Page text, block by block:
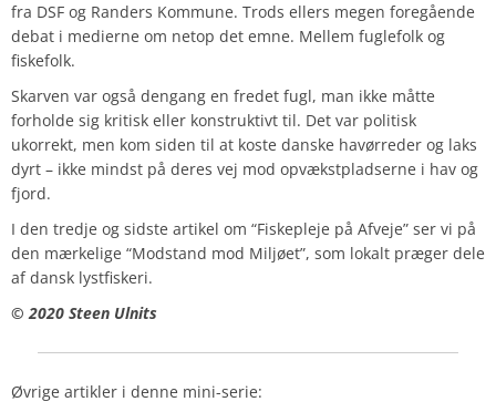
fra DSF og Randers Kommune. Trods ellers megen foregående
debat i medierne om netop det emne. Mellem fuglefolk og
fiskefolk.
Skarven var også dengang en fredet fugl, man ikke måtte
forholde sig kritisk eller konstruktivt til. Det var politisk
ukorrekt, men kom siden til at koste danske havørreder og laks
dyrt – ikke mindst på deres vej mod opvækstpladserne i hav og
fjord.
I den tredje og sidste artikel om “Fiskepleje på Afveje” ser vi på
den mærkelige “Modstand mod Miljøet”, som lokalt præger dele
af dansk lystfiskeri.
© 2020 Steen Ulnits
Øvrige artikler i denne mini-serie: